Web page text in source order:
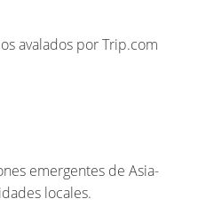
avalados por Trip.com
emergentes de Asia-
locales.